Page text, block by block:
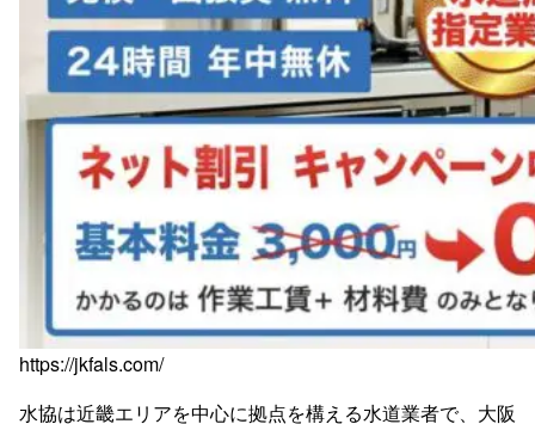
https://jkfals.com/
水協は近畿エリアを中心に拠点を構える水道業者で、大阪